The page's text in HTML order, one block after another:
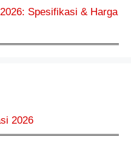
Spesifikasi & Harga
2026